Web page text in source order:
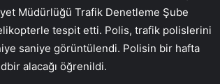
Müdürlüğü Trafik Denetleme Şube
tespit etti. Polis, trafik polislerini
saniye görüntülendi. Polisin bir hafta
alacağı öğrenildi.